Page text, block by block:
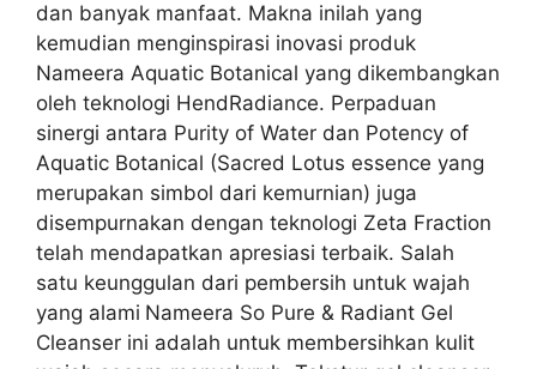
dan banyak manfaat. Makna inilah yang
kemudian menginspirasi inovasi produk
Nameera Aquatic Botanical yang dikembangkan
oleh teknologi HendRadiance. Perpaduan
sinergi antara Purity of Water dan Potency of
Aquatic Botanical (Sacred Lotus essence yang
merupakan simbol dari kemurnian) juga
disempurnakan dengan teknologi Zeta Fraction
telah mendapatkan apresiasi terbaik. Salah
satu keunggulan dari pembersih untuk wajah
yang alami Nameera So Pure & Radiant Gel
Cleanser ini adalah untuk membersihkan kulit